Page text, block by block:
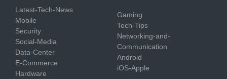
Latest-Tech-News
Mobile
Security
Social-Media
Data-Center
E-Commerce
Hardware
Gaming
Tech-Tips
Networking-and-
Communication
Android
iOS-Apple